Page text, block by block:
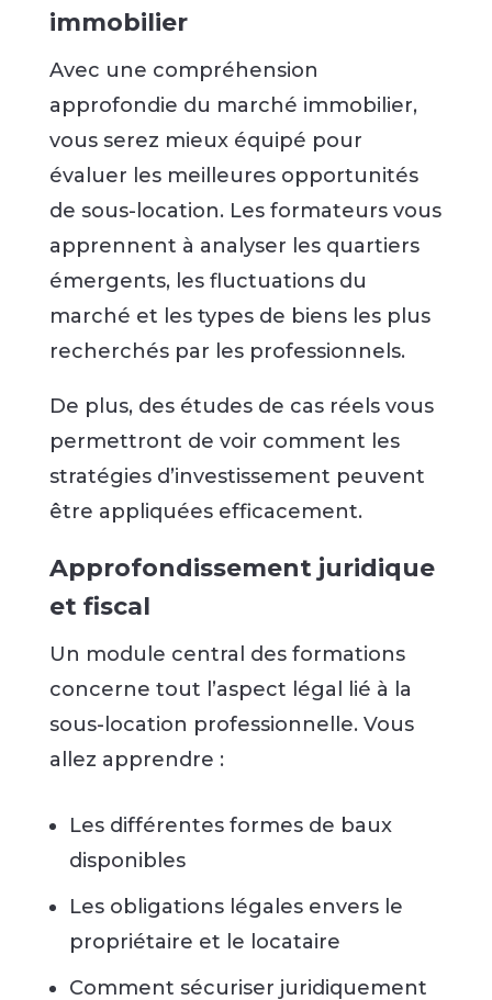
immobilier
Avec une compréhension
approfondie du marché immobilier,
vous serez mieux équipé pour
évaluer les meilleures opportunités
de sous-location. Les formateurs vous
apprennent à analyser les quartiers
émergents, les fluctuations du
marché et les types de biens les plus
recherchés par les professionnels.
De plus, des études de cas réels vous
permettront de voir comment les
stratégies d’investissement peuvent
être appliquées efficacement.
Approfondissement juridique
et fiscal
Un module central des formations
concerne tout l’aspect légal lié à la
sous-location professionnelle. Vous
allez apprendre :
Les différentes formes de baux
disponibles
Les obligations légales envers le
propriétaire et le locataire
Comment sécuriser juridiquement